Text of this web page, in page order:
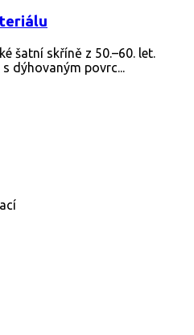
šatní skříně z 50.–60. let.
dýhovaným povrc...